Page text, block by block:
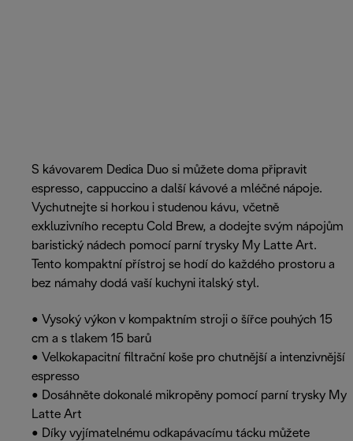
S kávovarem Dedica Duo si můžete doma připravit
espresso, cappuccino a další kávové a mléčné nápoje.
Vychutnejte si horkou i studenou kávu, včetně
exkluzivního receptu Cold Brew, a dodejte svým nápojům
baristický nádech pomocí parní trysky My Latte Art.
Tento kompaktní přístroj se hodí do každého prostoru a
bez námahy dodá vaší kuchyni italský styl.
• Vysoký výkon v kompaktním stroji o šířce pouhých 15
cm a s tlakem 15 barů
• Velkokapacitní filtrační koše pro chutnější a intenzivnější
espresso
• Dosáhněte dokonalé mikropěny pomocí parní trysky My
Latte Art
• Díky vyjímatelnému odkapávacímu tácku můžete